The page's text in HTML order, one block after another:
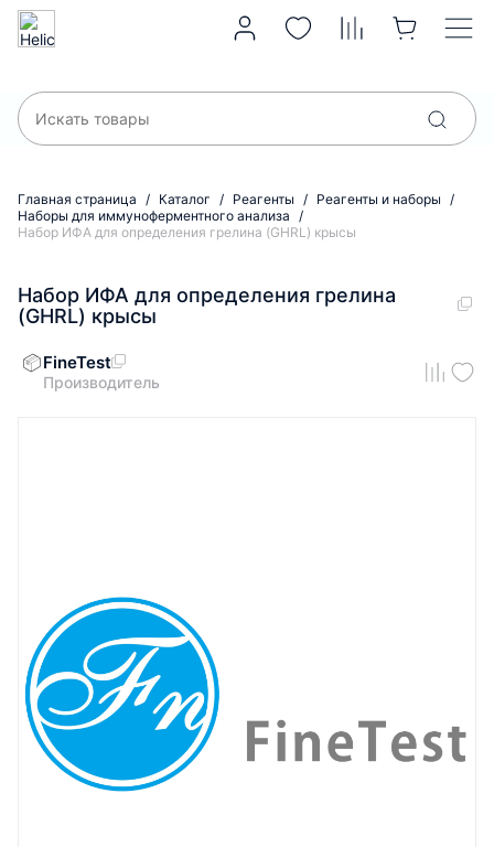
Главная страница Каталог Реагенты
Реагенты и наборы
Наборы для иммуноферментного анализа
Набор ИФА для определения грелина (GHRL) крысы
Набор ИФА для определения грелина
(GHRL) крысы
FineTest
Производитель